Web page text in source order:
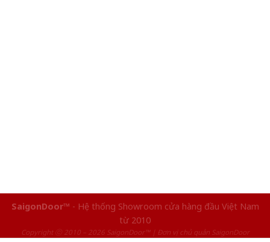
SaigonDoor™ - Hệ thống Showroom cửa hàng đầu Việt Nam
từ 2010
Copyright ⓒ 2010 – 2026 SaigonDoor™ | Đơn vị chủ quản SaigonDoor